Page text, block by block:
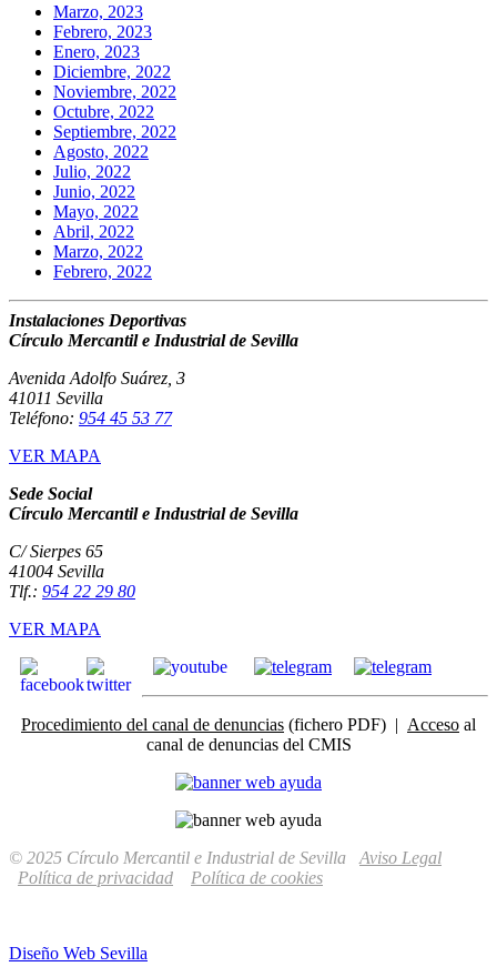
Marzo, 2023
Febrero, 2023
Enero, 2023
Diciembre, 2022
Noviembre, 2022
Octubre, 2022
Septiembre, 2022
Agosto, 2022
Julio, 2022
Junio, 2022
Mayo, 2022
Abril, 2022
Marzo, 2022
Febrero, 2022
Instalaciones Deportivas
Círculo Mercantil e Industrial de Sevilla
Avenida Adolfo Suárez, 3
41011 Sevilla
Teléfono: 954 45 53 77
VER MAPA
Sede Social
Círculo Mercantil e Industrial de Sevilla
C/ Sierpes 65
41004 Sevilla
Tlf.: 954 22 29 80
VER MAPA
Procedimiento del canal de denuncias (fichero PDF) | Acceso al
canal de denuncias del CMIS
© 2025 Círculo Mercantil e Industrial de Sevilla Aviso Legal
Política de privacidad
Política de cookies
Diseño Web Sevilla